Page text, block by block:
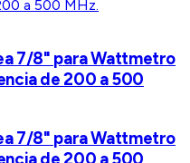
7/8" para Wattmetro
de 200 a 500
7/8" para Wattmetro
de 200 a 500